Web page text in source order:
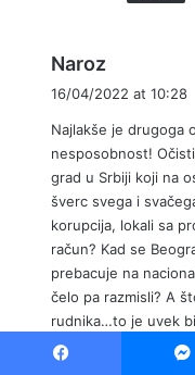
Naroz
a
s
:
16/04/2022 at 10:28
Najlakše je drugoga
nesposobnost!
grad u Srbiji koji na
šverc svega i
korupcija, lokali sa
račun? Kad se
prebacuje na
čelo pa razmisli? A
rudnika…to je uvek
jedan rudnik, reka ili